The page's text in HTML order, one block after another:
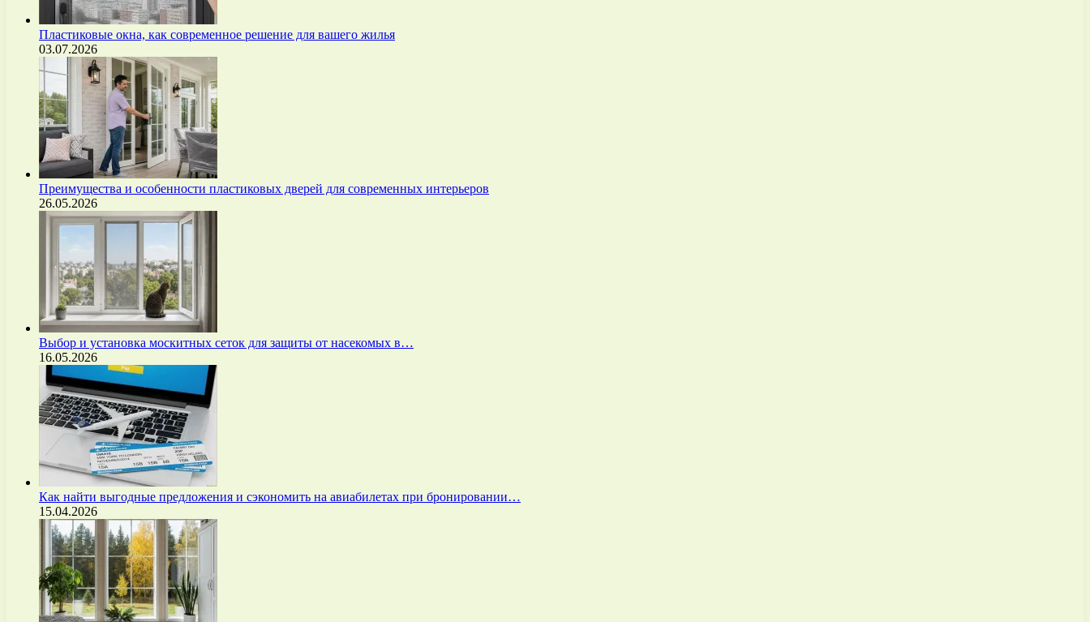
Пластиковые окна, как современное решение для вашего жилья
03.07.2026
Преимущества и особенности пластиковых дверей для современных интерьеров
26.05.2026
Выбор и установка москитных сеток для защиты от насекомых в…
16.05.2026
Как найти выгодные предложения и сэкономить на авиабилетах при бронировании…
15.04.2026